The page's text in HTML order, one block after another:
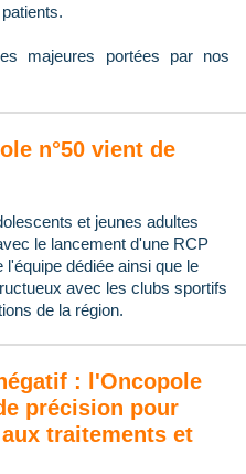
majeures portées par nos
n°50 vient de
et jeunes adultes
le lancement d'une RCP
dédiée ainsi que le
avec les clubs sportifs
de la région.
: l'Oncopole
précision pour
traitements et